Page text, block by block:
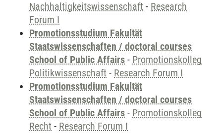
Nachhaltigkeitswissenschaft - Research
Forum I
Promotionsstudium Fakultät
Staatswissenschaften / doctoral courses
School of Public Affairs - Promotionskolleg
Politikwissenschaft - Research Forum I
Promotionsstudium Fakultät
Staatswissenschaften / doctoral courses
School of Public Affairs - Promotionskolleg
Recht - Research Forum I